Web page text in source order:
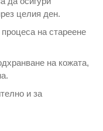
целия ден.
на стареене
на кожата,
и за